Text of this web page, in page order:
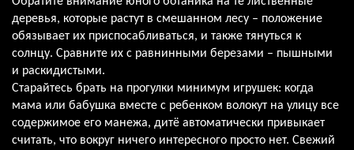
деревья, которые растут в смешанном лесу – положение
обязывает их приспосабливаться, и также тянуться к
солнцу. Сравните их с равнинными березами – пышными
и раскидистыми.
Старайтесь брать на прогулки минимум игрушек: когда
мама или бабушка вместе с ребенком волокут на улицу все
содержимое его манежа, дитё автоматически привыкает
считать, что вокруг ничего интересного просто нет. Свежий